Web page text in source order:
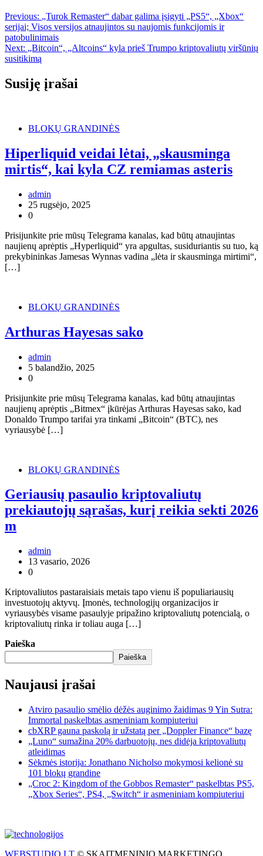
Previous: „Turok Remaster“ dabar galima įsigyti „PS5“, „Xbox“
serijai; Visos versijos atnaujintos su naujomis funkcijomis ir
patobulinimais
Next: „Bitcoin“, „Altcoins“ kyla prieš Trumpo kriptovaliutų viršūnių
susitikimą
Susiję įrašai
BLOKŲ GRANDINĖS
Hiperliquid veidai lėtai, „skausminga
mirtis“, kai kyla CZ remiamas asteris
admin
25 rugsėjo, 2025
0
Prisijunkite prie mūsų Telegrama kanalas, kad būtų atnaujintas
naujienų aprėptis „Hyperliquid“ yra apgultas, susiduriantis su tuo, ką
prekybininkas Jamesas Wynnas vadina „lėta ir skausminga mirtimi“,
[…]
BLOKŲ GRANDINĖS
Arthuras Hayesas sako
admin
5 balandžio, 2025
0
Prisijunkite prie mūsų Telegrama kanalas, kad būtų atnaujintas
naujienų aprėptis „Bitmex“ įkūrėjas Arthuras Hayesas sako, kad
Donaldo Trumpo tarifai yra tinkami „Bitcoin“ (BTC), nes
vyriausybė […]
BLOKŲ GRANDINĖS
Geriausių pasaulio kriptovaliutų
prekiautojų sąrašas, kurį reikia sekti 2026
m
admin
13 vasario, 2026
0
Kriptovaliutos pastaraisiais metais tapo vienu iš populiariausių
investuotojų aktyvų. Įmonės, technologijų organizacijos ir
vyriausybės visame pasaulyje pripažino kriptovaliutų potencialą, o
kriptovaliutų rinka ir toliau auga […]
Paieška
Paieška
Naujausi įrašai
Atviro pasaulio smėlio dėžės auginimo žaidimas 9 Yin Sutra:
Immortal paskelbtas asmeniniam kompiuteriui
cbXRP gauna paskolą ir užstatą per „Doppler Finance“ bazę
„Luno“ sumažina 20% darbuotojų, nes didėja kriptovaliutų
atleidimas
Sėkmės istorija: Jonathano Nicholso mokymosi kelionė su
101 blokų grandine
„Croc 2: Kingdom of the Gobbos Remaster“ paskelbtas PS5,
„Xbox Series“, PS4, „Switch“ ir asmeniniam kompiuteriui